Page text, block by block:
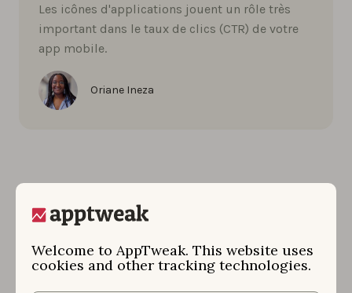
Welcome to AppTweak. This website uses
cookies and other tracking technologies.
Les icônes d'applications jouent un rôle très
important dans le taux de clics (CTR) de votre
app mobile.
Oriane Ineza